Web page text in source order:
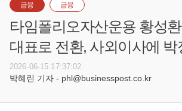
금융 금융
타임폴리오자산운용 황성
대표로 전환, 사외이사에 박
2026-06-15 17:37:02
박혜린 기자 - phl@businesspost.co.kr